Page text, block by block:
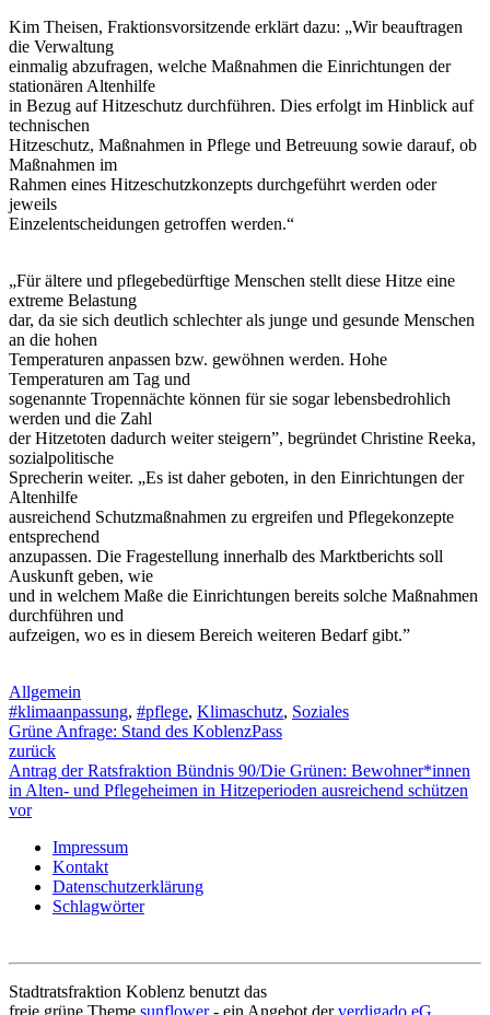
Kim Theisen, Fraktionsvorsitzende erklärt dazu: „Wir beauftragen
die Verwaltung
einmalig abzufragen, welche Maßnahmen die Einrichtungen der
stationären Altenhilfe
in Bezug auf Hitzeschutz durchführen. Dies erfolgt im Hinblick auf
technischen
Hitzeschutz, Maßnahmen in Pflege und Betreuung sowie darauf, ob
Maßnahmen im
Rahmen eines Hitzeschutzkonzepts durchgeführt werden oder
jeweils
Einzelentscheidungen getroffen werden.“
„Für ältere und pflegebedürftige Menschen stellt diese Hitze eine
extreme Belastung
dar, da sie sich deutlich schlechter als junge und gesunde Menschen
an die hohen
Temperaturen anpassen bzw. gewöhnen werden. Hohe
Temperaturen am Tag und
sogenannte Tropennächte können für sie sogar lebensbedrohlich
werden und die Zahl
der Hitzetoten dadurch weiter steigern”, begründet Christine Reeka,
sozialpolitische
Sprecherin weiter. „Es ist daher geboten, in den Einrichtungen der
Altenhilfe
ausreichend Schutzmaßnahmen zu ergreifen und Pflegekonzepte
entsprechend
anzupassen. Die Fragestellung innerhalb des Marktberichts soll
Auskunft geben, wie
und in welchem Maße die Einrichtungen bereits solche Maßnahmen
durchführen und
aufzeigen, wo es in diesem Bereich weiteren Bedarf gibt.”
Allgemein
#klimaanpassung, #pflege, Klimaschutz, Soziales
Grüne Anfrage: Stand des KoblenzPass
zurück
Antrag der Ratsfraktion Bündnis 90/Die Grünen: Bewohner*innen
in Alten- und Pflegeheimen in Hitzeperioden ausreichend schützen
vor
Impressum
Kontakt
Datenschutzerklärung
Schlagwörter
Stadtratsfraktion Koblenz benutzt das
freie grüne Theme sunflower‐ ein Angebot derverdigado eG